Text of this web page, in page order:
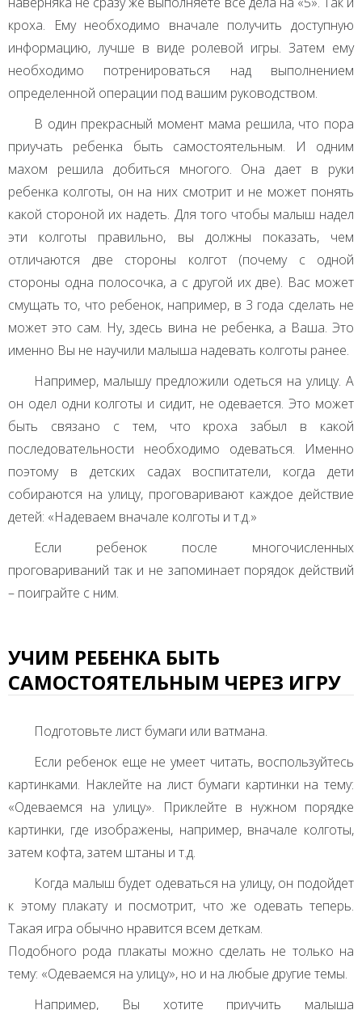
кроха. Ему необходимо вначале получить доступную
информацию, лучше в виде ролевой игры. Затем ему
необходимо потренироваться над выполнением
определенной операции под вашим руководством.
В один прекрасный момент мама решила, что пора
приучать ребенка быть самостоятельным. И одним
махом решила добиться многого. Она дает в руки
ребенка колготы, он на них смотрит и не может понять
какой стороной их надеть. Для того чтобы малыш надел
эти колготы правильно, вы должны показать, чем
отличаются две стороны колгот (почему с одной
стороны одна полосочка, а с другой их две). Вас может
смущать то, что ребенок, например, в 3 года сделать не
может это сам. Ну, здесь вина не ребенка, а Ваша. Это
именно Вы не научили малыша надевать колготы ранее.
Например, малышу предложили одеться на улицу. А
он одел одни колготы и сидит, не одевается. Это может
быть связано с тем, что кроха забыл в какой
последовательности необходимо одеваться. Именно
поэтому в детских садах воспитатели, когда дети
собираются на улицу, проговаривают каждое действие
детей: «Надеваем вначале колготы и т.д.»
Если ребенок после многочисленных
проговариваний так и не запоминает порядок действий
– поиграйте с ним.
УЧИМ РЕБЕНКА БЫТЬ
САМОСТОЯТЕЛЬНЫМ ЧЕРЕЗ ИГРУ
Подготовьте лист бумаги или ватмана.
Если ребенок еще не умеет читать, воспользуйтесь
картинками. Наклейте на лист бумаги картинки на тему:
«Одеваемся на улицу». Приклейте в нужном порядке
картинки, где изображены, например, вначале колготы,
затем кофта, затем штаны и т.д.
Когда малыш будет одеваться на улицу, он подойдет
к этому плакату и посмотрит, что же одевать теперь.
Такая игра обычно нравится всем деткам.
Подобного рода плакаты можно сделать не только на
тему: «Одеваемся на улицу», но и на любые другие темы.
Например, Вы хотите приучить малыша